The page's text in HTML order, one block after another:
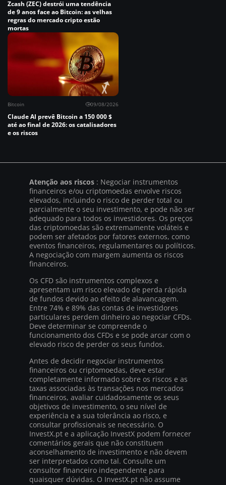
Zcash (ZEC) destrói uma tendência
de 9 anos face ao Bitcoin: as velhas
regras do mercado cripto estão
mortas
Bitcoin 09/08/2026
Claude AI prevê Bitcoin a 150 000 $
até ao final de 2026: os catalisadores
e os riscos
Atenção aos riscos : Negociar instrumentos
financeiros e/ou criptomoedas envolve riscos
elevados, incluindo o risco de perder total ou
parcialmente o seu investimento, e pode não ser
adequado para todos os investidores. Os preços
das criptomoedas são extremamente voláteis e
podem ser afetados por fatores externos, como
eventos financeiros, regulamentares ou políticos.
A negociação com margem aumenta os riscos
financeiros.
Os CFD são instrumentos complexos e
apresentam um risco elevado de perda rápida
de fundos devido ao efeito de alavancagem.
Entre 74% e 89% das contas de investidores
particulares perdem dinheiro ao negociar CFDs.
Deve determinar se compreende o
funcionamento dos CFDs e se pode arcar com o
elevado risco de perder os seus fundos.
Antes de decidir negociar instrumentos
financeiros ou criptomoedas, deve estar
completamente informado sobre os riscos e as
taxas associadas às transações nos mercados
financeiros, avaliar cuidadosamente os seus
objetivos de investimento, o seu nível de
experiência e a sua tolerância ao risco, e
consultar profissionais se necessário. O
InvestX.pt e a aplicação InvestX podem fornecer
comentários gerais que não constituem
aconselhamento de investimento e não devem
ser interpretados como tal. Consulte um
consultor financeiro independente para
quaisquer dúvidas. O InvestX.pt não assume